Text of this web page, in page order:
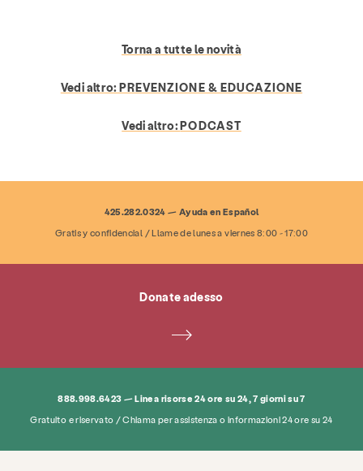
Cerca KCSARC
Torna a tutte le novità
Vedi altro: PREVENZIONE & EDUCAZIONE
Vedi altro:PODCAST
425.282.0324 — Ayuda en Español
Gratis y confidencial / Llame de lunes a viernes 8:00 - 17:00
Donate adesso
888.998.6423 — Linea risorse 24 ore su 24, 7 giorni su 7
Gratuito e riservato / Chiama per assistenza o informazioni 24 ore su 24